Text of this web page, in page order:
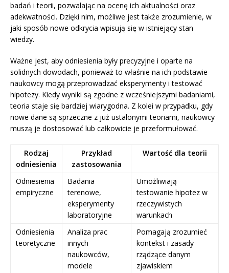
badań i teorii, pozwalając na ocenę ich aktualności oraz
adekwatności. Dzięki nim, możliwe jest także zrozumienie, w
jaki sposób nowe odkrycia wpisują się w istniejący stan
wiedzy.
Ważne jest, aby odniesienia były precyzyjne i oparte na
solidnych dowodach, ponieważ to właśnie na ich podstawie
naukowcy mogą przeprowadzać eksperymenty i testować
hipotezy. Kiedy wyniki są zgodne z wcześniejszymi badaniami,
teoria staje się bardziej wiarygodna. Z kolei w przypadku, gdy
nowe dane są sprzeczne z już ustalonymi teoriami, naukowcy
muszą je dostosować lub całkowicie je przeformułować.
Rodzaj
odniesienia
Przykład
zastosowania
Wartość dla teorii
Odniesienia
empiryczne
Badania
terenowe,
eksperymenty
laboratoryjne
Umożliwiają
testowanie hipotez w
rzeczywistych
warunkach
Odniesienia
teoretyczne
Analiza prac
innych
naukowców,
modele
Pomagają zrozumieć
kontekst i zasady
rządzące danym
zjawiskiem